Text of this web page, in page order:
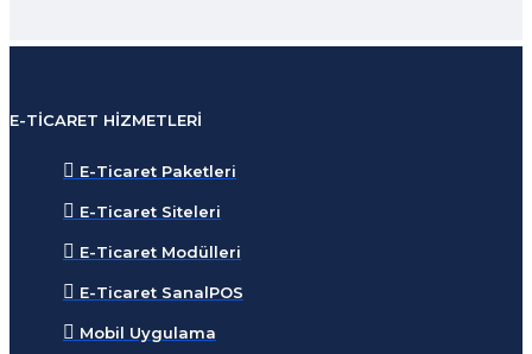
E-TICARET HIZMETLERI
E-Ticaret Paketleri
E-Ticaret Siteleri
E-Ticaret Modülleri
E-Ticaret SanalPOS
Mobil Uygulama